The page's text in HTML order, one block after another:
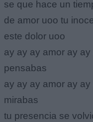
se que hace un
de amor uoo tu
este dolor uoo
ay ay ay amor ay
pensabas
ay ay ay amor ay
mirabas
tu presencia se